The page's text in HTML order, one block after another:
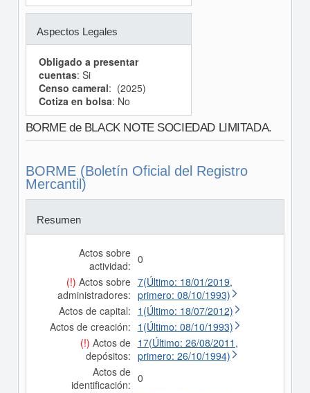
Aspectos Legales
Obligado a presentar
cuentas: Si
Censo cameral: (2025)
Cotiza en bolsa: No
BORME de BLACK NOTE SOCIEDAD LIMITADA.
BORME (Boletín Oficial del Registro
Mercantil)
Resumen
Actos sobre
actividad: 0
(!) Actos sobre
administradores:
7(Último: 18/01/2019,
primero: 08/10/1993)
Actos de capital: 1(Último: 18/07/2012)
Actos de creación: 1(Último: 08/10/1993)
(!) Actos de
depósitos:
17(Último: 26/08/2011,
primero: 26/10/1994)
Actos de
identificación: 0